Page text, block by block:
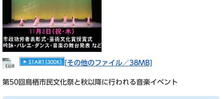
[その他のファイル／38MB]
第50回鳥栖市民文化祭と秋以降に行われる音楽イベント